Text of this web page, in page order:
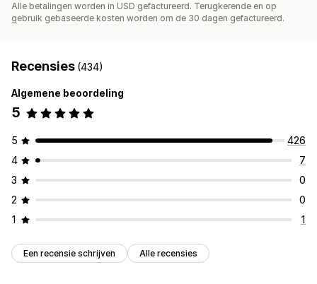
Alle betalingen worden in USD gefactureerd. Terugkerende en op
gebruik gebaseerde kosten worden om de 30 dagen gefactureerd.
Recensies (434)
Algemene beoordeling
5
5
426
4
7
3
0
2
0
1
1
Een recensie schrijven Alle recensies